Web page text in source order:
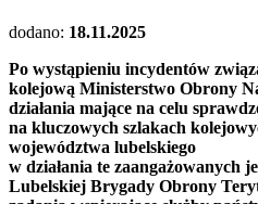
dodano: 18.11.2025
Po wystąpieniu incydentów
kolejową Ministerstwo Obrony
działania mające na celu
na kluczowych szlakach
województwa lubelskiego
w działania te zaangażowanych
Lubelskiej Brygady Obrony